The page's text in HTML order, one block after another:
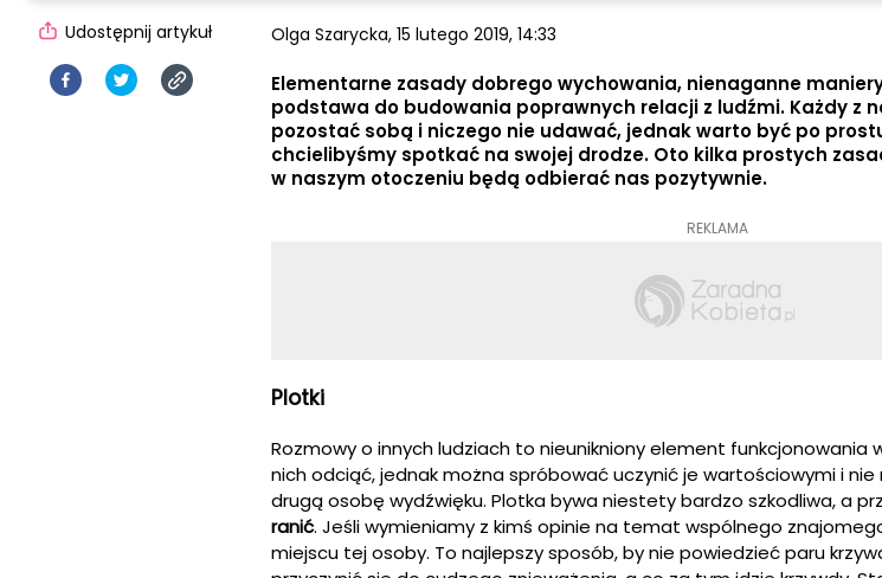
Olga Szarycka, 15 lutego 2019, 14:33
Elementarne zasady dobrego wychowania, nienaganne
podstawa do budowania poprawnych relacji z ludźmi. Każdy z
pozostać sobą i niczego nie udawać, jednak warto być po
chcielibyśmy spotkać na swojej drodze. Oto kilka prostych
w naszym otoczeniu będą odbierać nas pozytywnie.
REKLAMA
Plotki
Rozmowy o innych ludziach to nieunikniony element funkcjonowania
nich odciąć, jednak można spróbować uczynić je wartościowymi i
drugą osobę wydźwięku. Plotka bywa niestety bardzo szkodliwa, a
ranić. Jeśli wymieniamy z kimś opinie na temat wspólnego
miejscu tej osoby. To najlepszy sposób, by nie powiedzieć paru
Udostępnij artykuł